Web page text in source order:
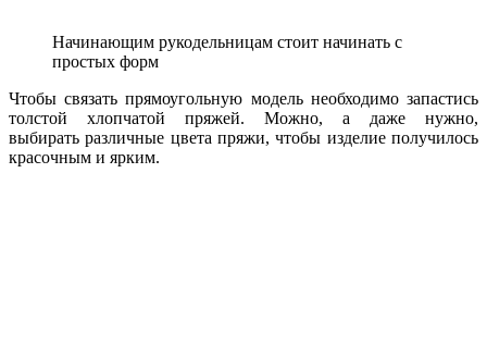
Начинающим рукодельницам стоит начинать с
простых форм
Чтобы связать прямоугольную модель необходимо запастись
толстой хлопчатой пряжей. Можно, а даже нужно,
выбирать различные цвета пряжи, чтобы изделие получилось
красочным и ярким.